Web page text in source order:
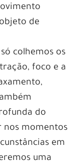
de
colhemos os
foco e a
do
nos momentos
em
uma